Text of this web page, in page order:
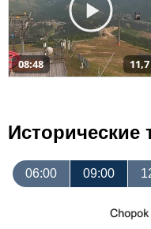
08:48 11,7
Исторические
06:00 09:00